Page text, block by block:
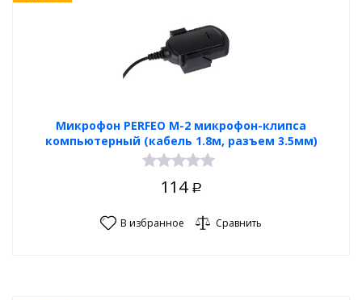
Микрофон PERFEO M-2 микрофон-клипса
компьютерный (кабель 1.8м, разъем 3.5мм)
114 Р
В избранное Сравнить